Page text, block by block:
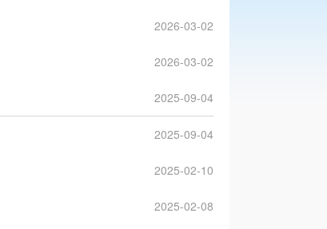
2026-03-02
2026-03-02
2025-09-04
2025-09-04
2025-02-10
2025-02-08